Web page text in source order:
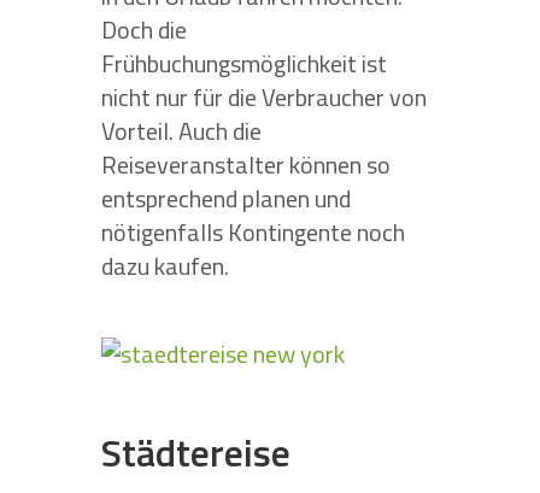
Doch die
Frühbuchungsmöglichkeit ist
nicht nur für die Verbraucher von
Vorteil. Auch die
Reiseveranstalter können so
entsprechend planen und
nötigenfalls Kontingente noch
dazu kaufen.
Städtereise